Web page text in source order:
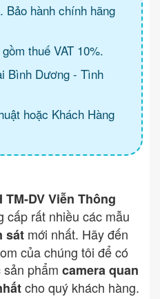
Bảo hành chính hãng
thuế VAT 10%.
Bình Dương - Tình
hoặc Khách Hàng
TM-DV Viễn Thông
cấp rất nhiều các mẫu
sát mới nhất. Hãy đến
của chúng tôi để có
phẩm camera quan
cho quý khách hàng.